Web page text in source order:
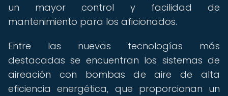
un mayor control y facilidad de
mantenimiento para los aficionados.
Entre las nuevas tecnologías más
destacadas se encuentran los sistemas de
aireación con bombas de aire de alta
eficiencia energética, que proporcionan un